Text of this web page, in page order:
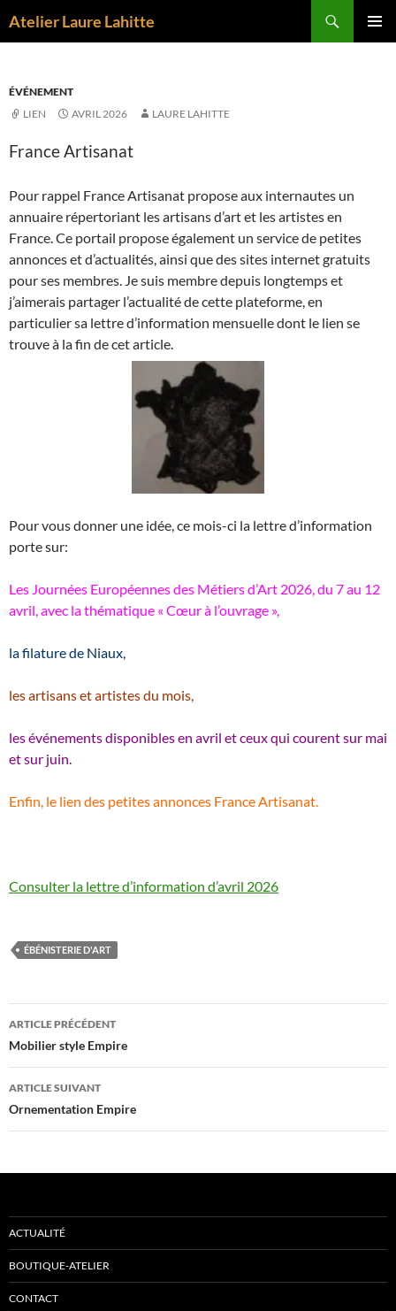
auAtelier Laure Lahitte
ÉVÉNEMENT
LIEN
AVRIL 2026 LAURE LAHITTE
France Artisanat
Pour rappel France Artisanat propose aux internautes un
annuaire répertoriant les artisans d’art et les artistes en
France. Ce portail propose également un service de petites
annonces et d’actualités, ainsi que des sites internet gratuits
pour ses membres. Je suis membre depuis longtemps et
j’aimerais partager l’actualité de cette plateforme, en
particulier sa lettre d’information mensuelle dont le lien se
trouve à la fin de cet article.
Pour vous donner une idée, ce mois-ci la lettre d’information
porte sur:
Les Journées Européennes des Métiers d’Art 2026, du 7 au 12
avril, avec la thématique « Cœur à l’ouvrage »,
la filature de Niaux,
les artisans et artistes du mois,
les événements disponibles en avril et ceux qui courent sur mai
et sur juin.
Enfin, le lien des petites annonces France Artisanat.
Consulter la lettre d’information d’avril 2026
ÉBÉNISTERIE D'ART
Navigation
des
articles
ARTICLE PRÉCÉDENT
Mobilier style Empire
ARTICLE SUIVANT
Ornementation Empire
ACTUALITÉ
BOUTIQUE-ATELIER
CONTACT